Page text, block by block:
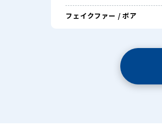
フェイクファー / ボア